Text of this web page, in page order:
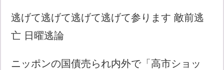
逃げて逃げて逃げて逃げて参ります 敵前逃
亡 日曜逃論
ニッポンの国債売られ内外で「高市ショッ